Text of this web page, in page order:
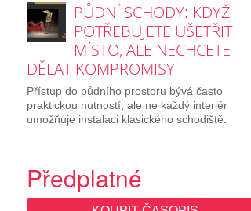
PŮDNÍ SCHODY: KDYŽ
POTŘEBUJETE UŠETŘIT
MÍSTO, ALE NECHCETE
DĚLAT KOMPROMISY
Přístup do půdního prostoru bývá často
praktickou nutností, ale ne každý interiér
umožňuje instalaci klasického schodiště.
Předplatné